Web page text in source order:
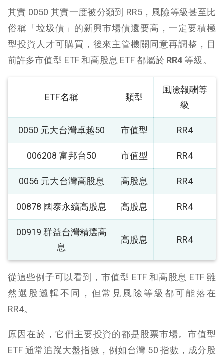
其實 0050 其實一度被分類到 RR5，風險等級甚至比
俗稱「垃圾債」的新興市場債還要高，一定要積極
型投資人才可購買，後來主管機關同意再調整，目
前許多市值型 ETF 和高股息 ETF 都屬於 RR4 等級。
ETF名稱 類型
風險報酬等
級
0050 元大台灣卓越50 市值型 RR4
006208 富邦台50 市值型 RR4
0056 元大台灣高股息 高股息 RR4
00878 國泰永續高股息 高股息 RR4
00919 群益台灣精選高
息
高股息 RR4
從這些例子可以看到，市值型 ETF 和高股息 ETF 雖
然選股邏輯不同，但常見風險等級都可能落在
RR4。
原因在於，它們主要投資的都是股票市場。市值型
ETF 通常追蹤大盤指數，例如台灣 50 指數，成分股